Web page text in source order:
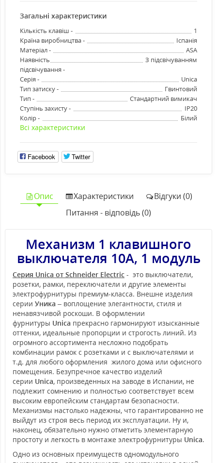
Загальні характеристики
Кількість клавіш -
1
Країна виробництва -
Іспанія
Матеріал -
ASA
Наявність
підсвічування -
З підсвічуванням
Серія -
Unica
Тип затиску -
Гвинтовий
Тип -
Стандартний вимикач
Ступінь захисту -
IP20
Колір -
Білий
Всі характеристики
Facebook Twitter
Опис Характеристики
Відгуки (0)
Питання - відповідь (0)
Механизм 1 клавишного
выключателя 10А, 1 модуль
Серия Unica от Schneider Electric - это выключатели,
розетки, рамки, переключатели и другие элементы
электрофурнитуры премиум-класса. Внешне изделия
серии Уника – воплощение элегантности, стиля и
ненавязчивой роскоши. В оформлении
фурнитуры Unica прекрасно гармонируют изысканные
оттенки, идеальные пропорции и строгость линий. Из
огромного ассортимента несложно подобрать
комбинации рамок с розетками и с выключателями и
т.д. для любого оформления жилого дома или офисного
помещения. Безупречное качество изделий
серии Unica, произведенных на заводе в Испании, не
подлежит сомнению и полностью соответствует всем
высоким европейским стандартам безопасности.
Механизмы настолько надежны, что гарантированно не
выйдут из строя весь период их эксплуатации. Ну и,
наконец, обязательно нужно отметить элементарную
простоту и легкость в монтаже электрофурнитуры Unica.
Одно из основных преимуществ одномодульного